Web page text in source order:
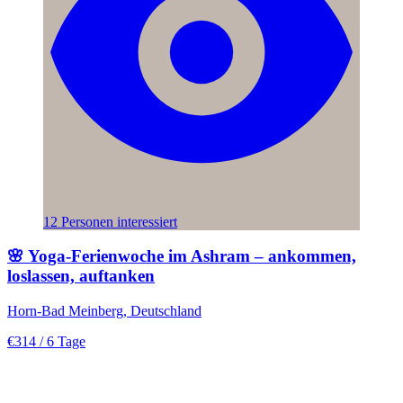
12 Personen interessiert
🌸 Yoga-Ferienwoche im Ashram – ankommen,
loslassen, auftanken
Horn-Bad Meinberg, Deutschland
€314 / 6 Tage